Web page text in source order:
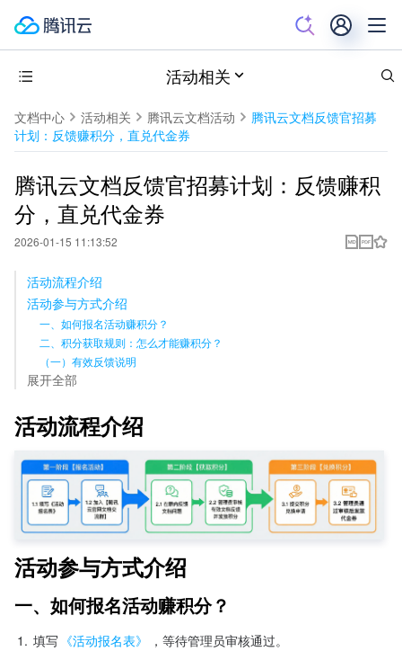
活动相关
文档中心 活动相关 腾讯云文档活动
腾讯云文档反馈官招募
计划：反馈赚积分，直兑代金券
腾讯云文档反馈官招募计划：反馈赚积
分，直兑代金券
2026-01-15 11:13:52
活动流程介绍
活动参与方式介绍
一、如何报名活动赚积分？
二、积分获取规则：怎么才能赚积分？
（一）有效反馈说明
展开全部
活动流程介绍
活动参与方式介绍
一、如何报名活动赚积分？
1. 填写 《活动报名表》
，等待管理员审核通过。